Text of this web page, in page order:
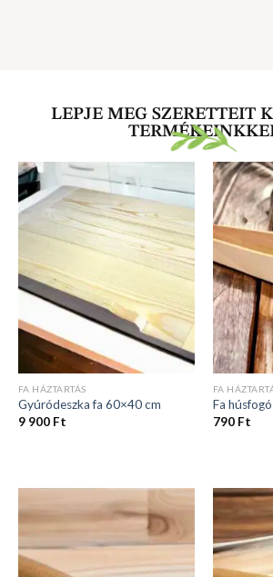
LEPJE MEG SZERETTEIT
FA HÁZTARTÁS
Gyúródeszka fa 60×40 cm
9 900 Ft
FA
Fa
790 Ft